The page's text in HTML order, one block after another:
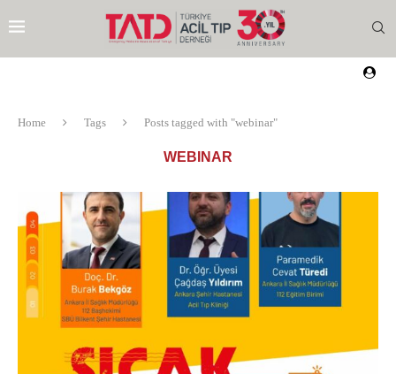
Home Tags Posts tagged with "webinar"
WEBINAR